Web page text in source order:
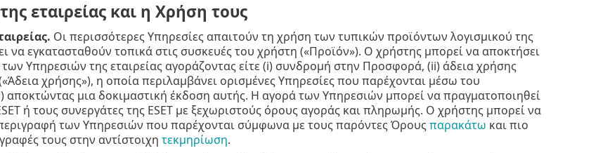
εταιρείας και η Χρήση τους
Οι περισσότερες Υπηρεσίες απαιτούν τη χρήση των τυπικών προϊόντων λογισμικού της
να εγκατασταθούν τοπικά στις συσκευές του χρήστη («Προϊόν»). Ο χρήστης μπορεί να αποκτήσει
Υπηρεσιών της εταιρείας αγοράζοντας είτε (i) συνδρομή στην Προσφορά, (ii) άδεια χρήσης
χρήσης»), η οποία περιλαμβάνει ορισμένες Υπηρεσίες που παρέχονται μέσω του
αποκτώντας μια δοκιμαστική έκδοση αυτής. Η αγορά των Υπηρεσιών μπορεί να πραγματοποιηθεί
ή τους συνεργάτες της ESET με ξεχωριστούς όρους αγοράς και πληρωμής. Ο χρήστης μπορεί να
περιγραφή των Υπηρεσιών που παρέχονται σύμφωνα με τους παρόντες Όρουςπαρακάτω και πιο
τους στην αντίστοιχη τεκμηρίωση.